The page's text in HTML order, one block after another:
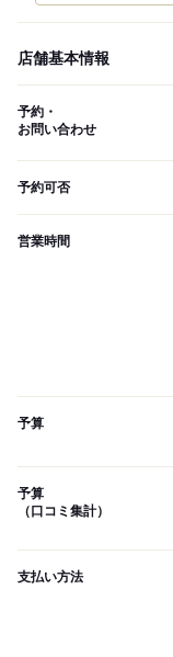
店舗基本情報
予約・
お問い合わせ
予約可否
営業時間
予算
予算
（口コミ集計）
支払い方法